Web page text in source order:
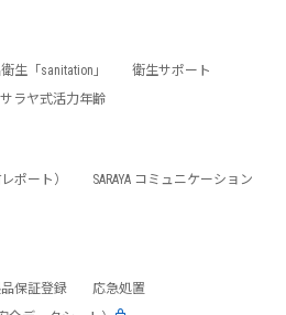
生「sanitation」
衛生サポート
サラヤ式活力年齢
ポート）
SARAYA コミュニケーション
保証登録
応急処置